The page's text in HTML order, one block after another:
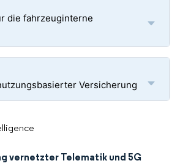
die fahrzeuginterne
Versicherung
vernetzter Telematik und 5G